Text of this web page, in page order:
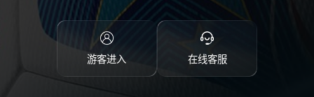
游客进入 在线客服